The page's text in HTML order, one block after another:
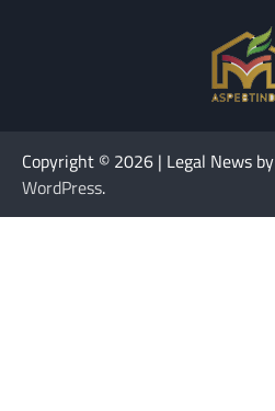
Copyright © 2026 | Legal News by
WordPress.